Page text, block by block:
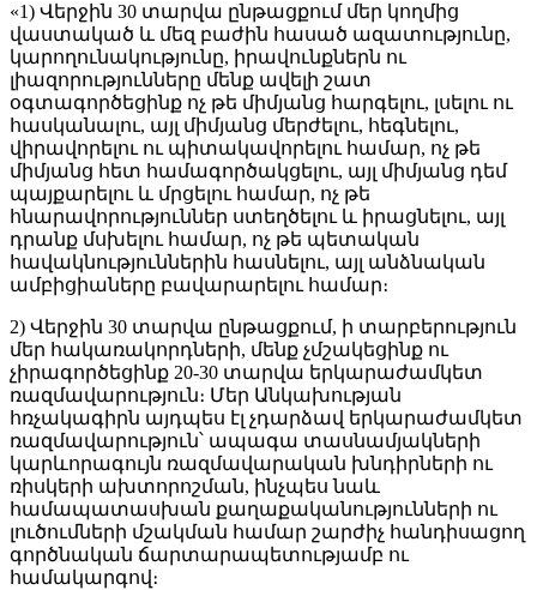
«1) Վերջին 30 տարվա ընթացքում մեր կողմից
վաստակած և մեզ բաժին հասած ազատությունը,
կարողունակությունը, իրավունքներն ու
լիազորությունները մենք ավելի շատ
օգտագործեցինք ոչ թե միմյանց հարգելու, լսելու ու
հասկանալու, այլ միմյանց մերժելու, հեգնելու,
վիրավորելու ու պիտակավորելու համար, ոչ թե
միմյանց հետ համագործակցելու, այլ միմյանց դեմ
պայքարելու և մրցելու համար, ոչ թե
հնարավորություններ ստեղծելու և իրացնելու, այլ
դրանք մսխելու համար, ոչ թե պետական
հավակնություններին հասնելու, այլ անձնական
ամբիցիաները բավարարելու համար։
2) Վերջին 30 տարվա ընթացքում, ի տարբերություն
մեր հակառակորդների, մենք չմշակեցինք ու
չիրագործեցինք 20-30 տարվա երկարաժամկետ
ռազմավարություն։ Մեր Անկախության
հռչակագիրն այդպես էլ չդարձավ երկարաժամկետ
ռազմավարություն՝ ապագա տասնամյակների
կարևորագույն ռազմավարական խնդիրների ու
ռիսկերի ախտորոշման, ինչպես նաև
համապատասխան քաղաքականությունների ու
լուծումների մշակման համար շարժիչ հանդիսացող
գործնական ճարտարապետությամբ ու
համակարգով։